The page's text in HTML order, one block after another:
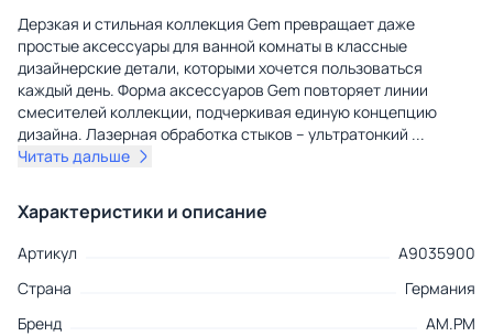
Дерзкая и стильная коллекция Gem превращает даже
простые аксессуары для ванной комнаты в классные
дизайнерские детали, которыми хочется пользоваться
каждый день. Форма аксессуаров Gem повторяет линии
смесителей коллекции, подчеркивая единую концепцию
дизайна. Лазерная обработка стыков – ультратонкий ...
Читать дальше
Характеристики и описание
Артикул
A9035900
Страна
Германия
Бренд
AM.PM